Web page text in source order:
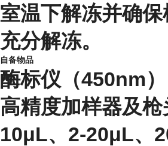
室温下解冻并确
充分解冻。
自备物品
酶标仪（450nm）
高精度加样器及枪
10μL、2-20μL、